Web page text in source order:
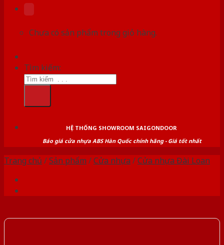
Chưa có sản phẩm trong giỏ hàng.
Tìm kiếm:
HỆ THỐNG SHOWROOM SAIGONDOOR
Báo giá cửa nhựa ABS Hàn Quốc chính hãng - Giá tốt nhất
Trang chủ /Sản phẩm /Cửa nhựa /Cửa nhựa Đài Loan